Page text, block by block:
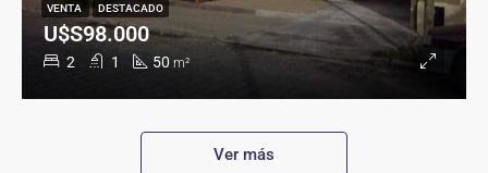
2 1 50 m²
U$S98.000
VENTA DESTACADO
Ver más